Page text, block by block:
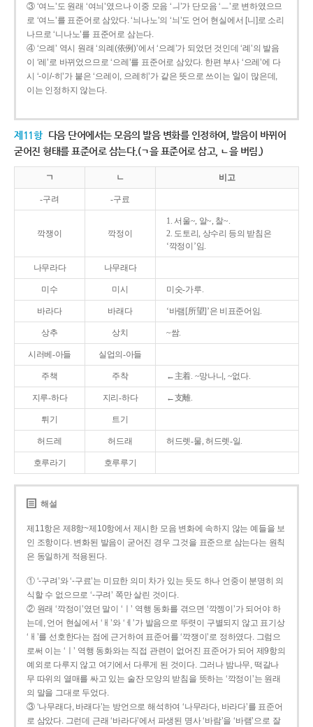
③ ‘여느’도 원래 ‘여늬’였으나 이중 모음 ‘ㅢ’가 단모음 ‘ㅡ’로 변하였으므
로 ‘여느’를 표준어로 삼았다. ‘늬나노’의 ‘늬’도 언어 현실에서 [니]로 소리
나므로 ‘니나노’를 표준어로 삼는다.
④ ‘으례’ 역시 원래 ‘의례(依例)’에서 ‘으례’가 되었던 것인데 ‘례’의 발음
이 ‘레’로 바뀌었으므로 ‘으레’를 표준어로 삼았다. 한편 부사 ‘으레’에 다
시 ‘-이/-히’가 붙은 ‘으레이, 으레히’가 같은 뜻으로 쓰이는 일이 많은데,
이는 인정하지 않는다.
제11항 다음 단어에서는 모음의 발음 변화를 인정하여, 발음이 바뀌어
굳어진 형태를 표준어로 삼는다.(ㄱ을 표준어로 삼고, ㄴ을 버림.)
ㄱ ㄴ 비고
-구려 -구료
깍쟁이 깍정이
1. 서울~, 알~, 찰~.
2. 도토리, 상수리 등의 받침은
‘깍정이’임.
나무라다 나무래다
미수 미시 미숫-가루.
바라다 바래다 ‘바램[所望]’은 비표준어임.
상추 상치 ~쌈.
시러베-아들 실업의-아들
주책 주착 ←主着. ~망나니, ~없다.
지루-하다 지리-하다 ←支離.
튀기 트기
허드레 허드래 허드렛-물, 허드렛-일.
호루라기 호루루기
해설
제11항은 제8항~제10항에서 제시한 모음 변화에 속하지 않는 예들을 보
인 조항이다. 변화된 발음이 굳어진 경우 그것을 표준으로 삼는다는 원칙
은 동일하게 적용된다.
① ‘-구려’와 ‘-구료’는 미묘한 의미 차가 있는 듯도 하나 언중이 분명히 의
식할 수 없으므로 ‘-구려’ 쪽만 살린 것이다.
② 원래 ‘깍정이’였던 말이 ‘ㅣ’ 역행 동화를 겪으면 ‘깍젱이’가 되어야 하
는데, 언어 현실에서 ‘ㅐ’와 ‘ㅔ’가 발음으로 뚜렷이 구별되지 않고 표기상
‘ㅐ’를 선호한다는 점에 근거하여 표준어를 ‘깍쟁이’로 정하였다. 그럼으
로써 이는 ‘ㅣ’ 역행 동화와는 직접 관련이 없어진 표준어가 되어 제9항의
예외로 다루지 않고 여기에서 다루게 된 것이다. 그러나 밤나무, 떡갈나
무 따위의 열매를 싸고 있는 술잔 모양의 받침을 뜻하는 ‘깍정이’는 원래
의 말을 그대로 두었다.
③ ‘나무래다, 바래다’는 방언으로 해석하여 ‘나무라다, 바라다’를 표준어
로 삼았다. 그런데 근래 ‘바라다’에서 파생된 명사 ‘바람’을 ‘바램’으로 잘